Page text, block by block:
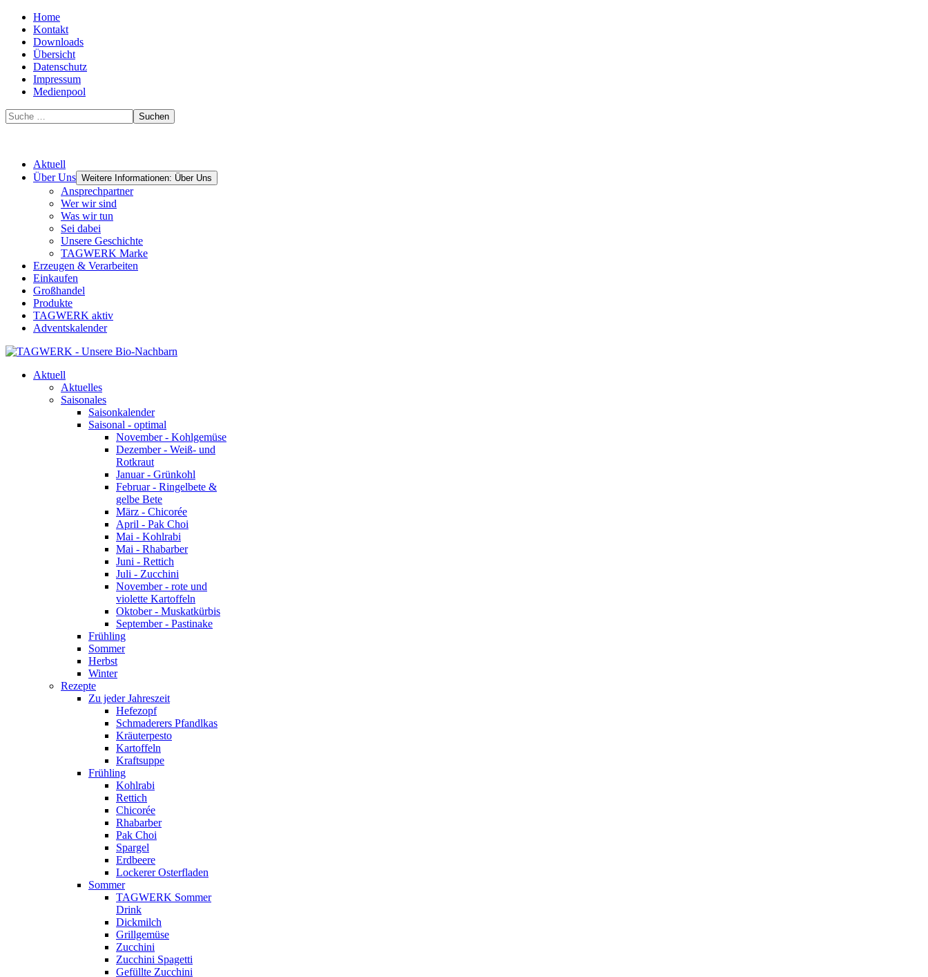
Home
Kontakt
Downloads
Übersicht
Datenschutz
Impressum
Medienpool
Suchen
Aktuell
Über Uns Weitere Informationen: Über Uns
Ansprechpartner
Wer wir sind
Was wir tun
Sei dabei
Unsere Geschichte
TAGWERK Marke
Erzeugen & Verarbeiten
Einkaufen
Großhandel
Produkte
TAGWERK aktiv
Adventskalender
Aktuell
Aktuelles
Saisonales
Saisonkalender
Saisonal - optimal
November - Kohlgemüse
Dezember - Weiß- und
Rotkraut
Januar - Grünkohl
Februar - Ringelbete &
gelbe Bete
März - Chicorée
April - Pak Choi
Mai - Kohlrabi
Mai - Rhabarber
Juni - Rettich
Juli - Zucchini
November - rote und
violette Kartoffeln
Oktober - Muskatkürbis
September - Pastinake
Frühling
Sommer
Herbst
Winter
Rezepte
Zu jeder Jahreszeit
Hefezopf
Schmaderers Pfandlkas
Kräuterpesto
Kartoffeln
Kraftsuppe
Frühling
Kohlrabi
Rettich
Chicorée
Rhabarber
Pak Choi
Spargel
Erdbeere
Lockerer Osterfladen
Sommer
TAGWERK Sommer
Drink
Dickmilch
Grillgemüse
Zucchini
Zucchini Spagetti
Gefüllte Zucchini